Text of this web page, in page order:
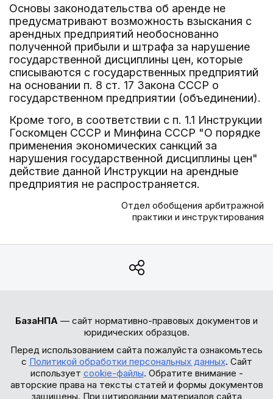
Основы законодательства об аренде не
предусматривают возможность взыскания с
арендных предприятий необоснованно
полученной прибыли и штрафа за нарушение
государственной дисциплины цен, которые
списываются с государственных предприятий
на основании п. 8 ст. 17 Закона СССР о
государственном предприятии (объединении).
Кроме того, в соответствии с п. 1.1 Инструкции
Госкомцен СССР и Минфина СССР "О порядке
применения экономических санкций за
нарушения государственной дисциплины цен"
действие данной Инструкции на арендные
предприятия не распространяется.
Отдел обобщения арбитражной
практики и инструктирования
БазаНПА — сайт нормативно-правовых документов и
юридических образцов.
Перед использованием сайта пожалуйста ознакомьтесь
с Политикой обработки персональных данных. Сайт
использует cookie-файлы. Обратите внимание -
авторские права на тексты статей и формы документов
защищены. При цитировании материалов сайта